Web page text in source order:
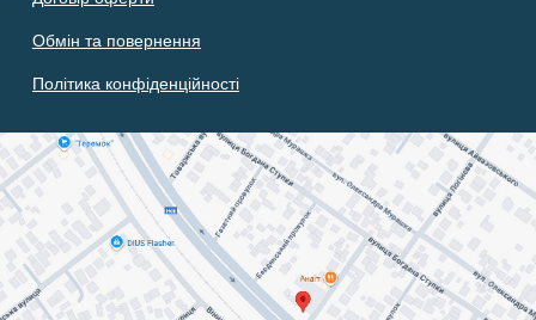
Обмін та повернення
Політика конфіденційності